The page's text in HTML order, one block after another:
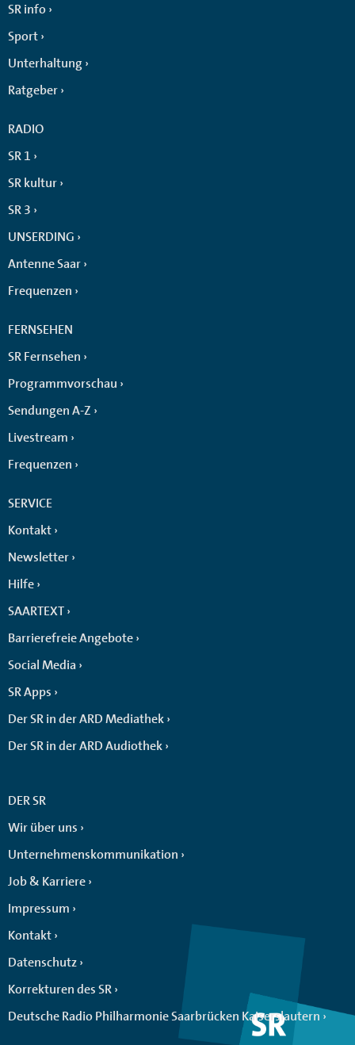
SR info
Sport
Unterhaltung
Ratgeber
RADIO
SR 1
SR kultur
SR 3
UNSERDING
Antenne Saar
Frequenzen
FERNSEHEN
SR Fernsehen
Programmvorschau
Sendungen A-Z
Livestream
Frequenzen
SERVICE
Kontakt
Newsletter
Hilfe
SAARTEXT
Barrierefreie Angebote
Social Media
SR Apps
Der SR in der ARD Mediathek
Der SR in der ARD Audiothek
DER SR
Wir über uns
Unternehmenskommunikation
Job & Karriere
Impressum
Kontakt
Datenschutz
Korrekturen des SR
Deutsche Radio Philharmonie Saarbrücken Kaiserslautern